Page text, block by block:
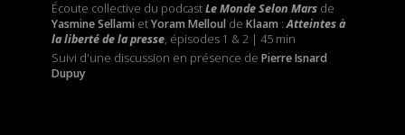
Écoute collective du podcastLe Monde Selon Mars de
Yasmine Sellami etYoram Melloul de Klaam :Atteintes à
la liberté de la presse, épisodes 1 & 2 | 45 min
Suivi d'une discussion en présence de Pierre Isnard
Dupuy